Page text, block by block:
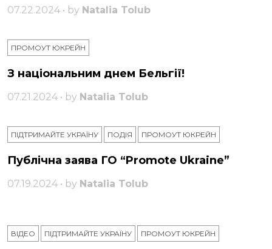
07.22.2024 • by Natalia Tolub
ПРОМОУТ ЮКРЕЙН
З національним днем ​​Бельгії!
07.21.2024 • by Natalia Tolub
ПІДТРИМАЙТЕ УКРАЇНУ ПОДІЯ ПРОМОУТ ЮКРЕЙН
Публічна заява ГО “Promote Ukraine”
07.19.2024 • by Natalia Tolub
ВІДЕО ПІДТРИМАЙТЕ УКРАЇНУ ПРОМОУТ ЮКРЕЙН